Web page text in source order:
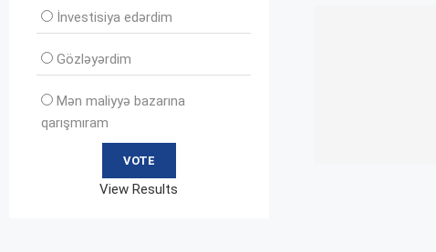
İnvеstisiya edərdim
Gözləyərdim
Mən maliyyə bazarına
qarışmıram
View Results